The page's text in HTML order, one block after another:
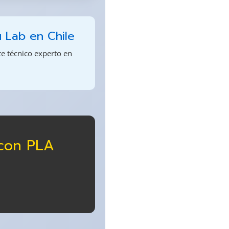
Lab en Chile
técnico experto en
PLA